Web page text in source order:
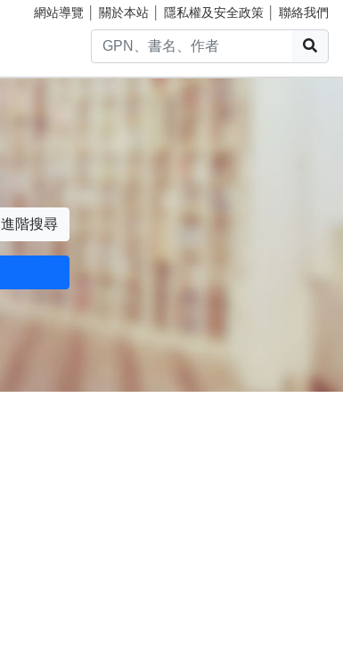
網站導覽 關於本站 隱私權及安全政策 聯絡我們
進階搜尋